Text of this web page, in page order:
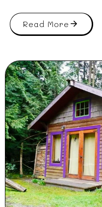
Read More